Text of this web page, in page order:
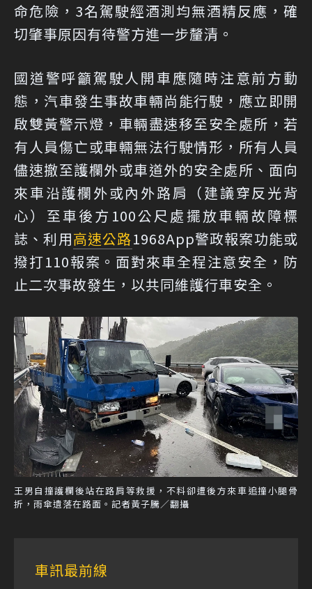
命危險，3名駕駛經酒測均無酒精反應，確
切肇事原因有待警方進一步釐清。
國道警呼籲駕駛人開車應隨時注意前方動
態，汽車發生事故車輛尚能行駛，應立即開
啟雙黃警示燈，車輛盡速移至安全處所，若
有人員傷亡或車輛無法行駛情形，所有人員
儘速撤至護欄外或車道外的安全處所、面向
來車沿護欄外或內外路肩（建議穿反光背
心）至車後方100公尺處擺放車輛故障標
誌、利用高速公路1968App警政報案功能或
撥打110報案。面對來車全程注意安全，防
止二次事故發生，以共同維護行車安全。
王男自撞護欄後站在路肩等救援，不料卻遭後方來車追撞小腿骨
折，雨傘遺落在路面。記者黃子騰／翻攝
車訊最前線